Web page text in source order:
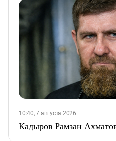
10:40, 7 августа 2026
Кадыров Рамзан